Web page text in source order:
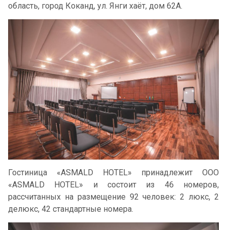
область, город Коканд, ул. Янги хаёт, дом 62А.
Гостиница «ASMALD HOTEL» принадлежит ООО
«ASMALD HOTEL» и состоит из 46 номеров,
рассчитанных на размещение 92 человек: 2 люкс, 2
делюкс, 42 стандартные номера.